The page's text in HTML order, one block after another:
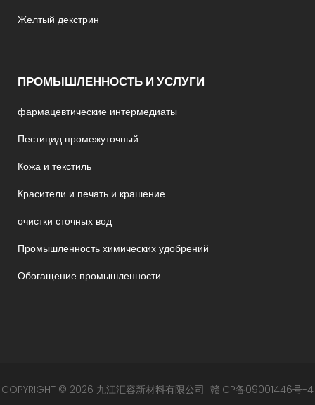
Желтый декстрин
ПРОМЫШЛЕННОСТЬ И УСЛУГИ
фармацевтические интермедиаты
Пестицид промежуточный
Кожа и текстиль
Красители и печать и крашение
очистки сточных вод
Промышленность химических удобрений
Обогащение промышленности
COPYRIGHT © 2026 九江汇容新材料有限公司 赣ICP备09001446号-4